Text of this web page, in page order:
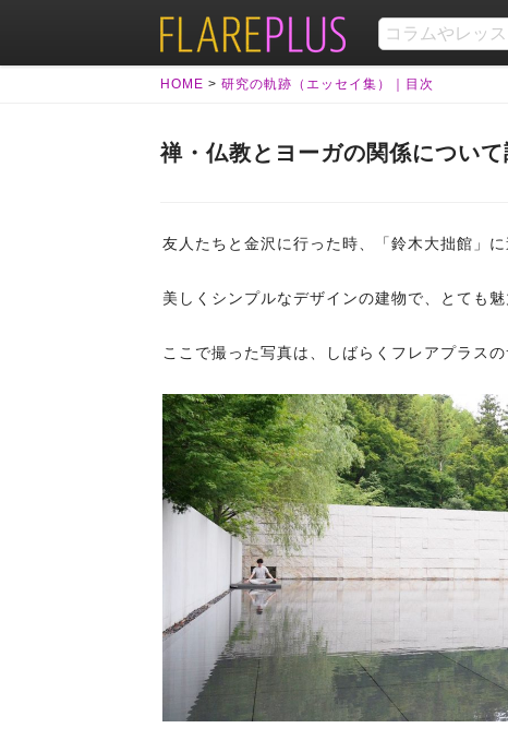
HOME > 研究の軌跡（エッセイ集）｜目次
禅・仏教とヨーガの関係につい
友人たちと金沢に行った時、「鈴木大拙館」に
美しくシンプルなデザインの建物で、とても魅
ここで撮った写真は、しばらくフレアプラス